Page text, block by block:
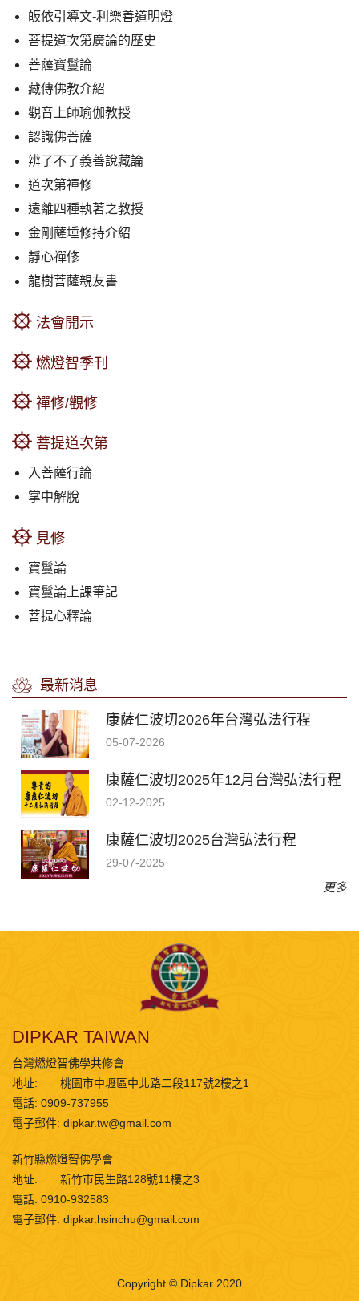
皈依引導文-利樂善道明燈
菩提道次第廣論的歷史
菩薩寶鬘論
藏傳佛教介紹
觀音上師瑜伽教授
認識佛菩薩
辨了不了義善說藏論
道次第禪修
遠離四種執著之教授
金剛薩埵修持介紹
靜心禪修
龍樹菩薩親友書
法會開示
燃燈智季刊
禪修/觀修
菩提道次第
入菩薩行論
掌中解脫
見修
寶鬘論
寶鬘論上課筆記
菩提心釋論
最新消息
康薩仁波切2026年台灣弘法行程
05-07-2026
康薩仁波切2025年12月台灣弘法行程
02-12-2025
康薩仁波切2025台灣弘法行程
29-07-2025
更多
DIPKAR TAIWAN
台灣燃燈智佛學共修會
地址:
桃園市中壢區中北路二段117號2樓之1
電話: 0909-737955
電子郵件: dipkar.tw@gmail.com
新竹縣燃燈智佛學會
地址:
新竹市民生路128號11樓之3
電話: 0910-932583
電子郵件: dipkar.hsinchu@gmail.com
Copyright © Dipkar 2020